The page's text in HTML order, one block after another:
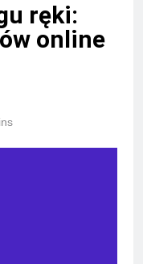
ręki:
online